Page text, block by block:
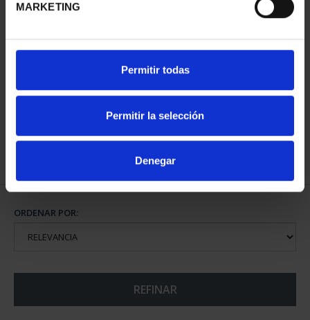
MARKETING
Permitir todas
Permitir la selección
Denegar
EUROSET PROOF AÑO
100,00 €
ORDENAR POR:
REFINAR